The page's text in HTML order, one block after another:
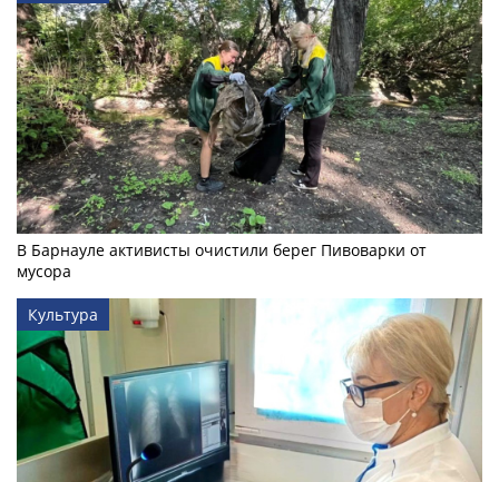
В Барнауле активисты очистили берег Пивоварки от
мусора
Культура